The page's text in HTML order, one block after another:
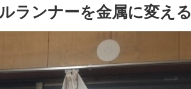
ランナーを金属に変える